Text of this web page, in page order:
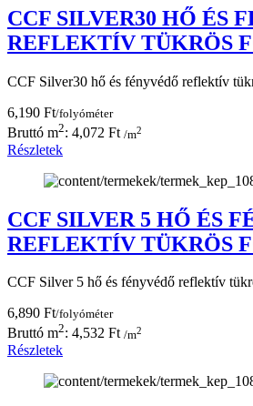
CCF SILVER30 HŐ ÉS
REFLEKTÍV TÜKRÖS
CCF Silver30 hő és fényvédő reflektív
6,190 Ft/folyóméter
Bruttó m2: 4,072 Ft /m2
Részletek
CCF SILVER 5 HŐ ÉS
REFLEKTÍV TÜKRÖS
CCF Silver 5 hő és fényvédő reflektív
6,890 Ft/folyóméter
Bruttó m2: 4,532 Ft /m2
Részletek